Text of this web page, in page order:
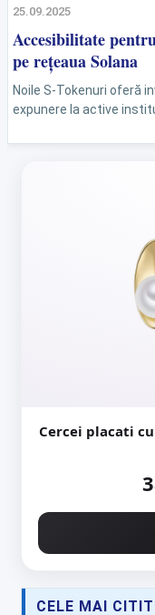
25.09.2025
Accesibilitate
pe rețeaua Solana
Noile S-Tokenuri oferă
expunere la active
Cercei placati
CELE MAI